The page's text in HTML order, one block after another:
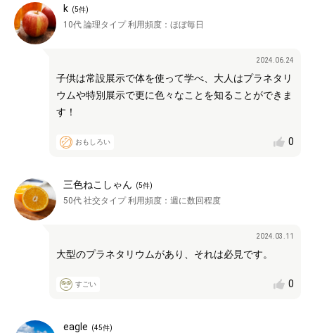
k (5件)
10代 論理タイプ利用頻度： ほぼ毎日
2024.06.24
子供は常設展示で体を使って学べ、大人はプラネタリ
ウムや特別展示で更に色々なことを知ることができま
す！
おもしろい 0
三色ねこしゃん (5件)
50代 社交タイプ利用頻度： 週に数回程度
2024.03.11
大型のプラネタリウムがあり、それは必見です。
すごい 0
eagle (45件)